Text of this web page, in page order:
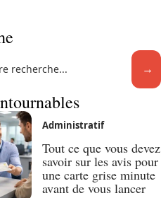
Administratif
Tout ce que vous devez
savoir sur les avis pour
une carte grise minute
avant de vous lancer